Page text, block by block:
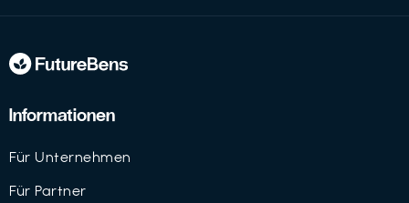
Informationen
Für Unternehmen
Für Partner